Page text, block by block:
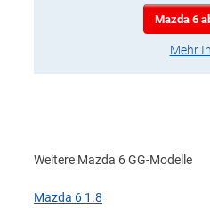
Mazda 6
Mehr
Weitere Mazda 6 GG-Modelle
Mazda 6 1.8